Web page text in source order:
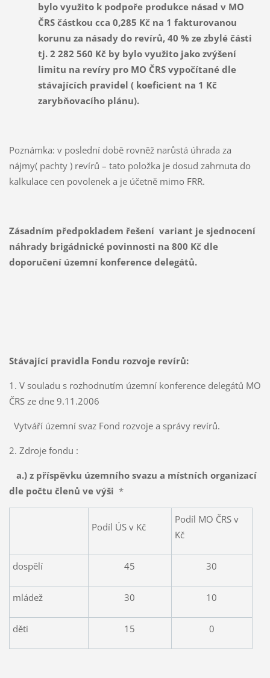
bylo využito k podpoře produkce násad v MO
ČRS částkou cca 0,285 Kč na 1 fakturovanou
korunu za násady do revírů, 40 % ze zbylé části
tj. 2 282 560 Kč by bylo využito jako zvýšení
limitu na revíry pro MO ČRS vypočítané dle
stávajících pravidel ( koeficient na 1 Kč
zarybňovacího plánu).
Poznámka: v poslední době rovněž narůstá úhrada za
nájmy( pachty ) revírů – tato položka je dosud zahrnuta do
kalkulace cen povolenek a je účetně mimo FRR.
Zásadním předpokladem řešení variant je sjednocení
náhrady brigádnické povinnosti na 800 Kč dle
doporučení územní konference delegátů.
Stávající pravidla Fondu rozvoje revírů:
1. V souladu s rozhodnutím územní konference delegátů MO
ČRS ze dne 9.11.2006
Vytváří územní svaz Fond rozvoje a správy revírů.
2. Zdroje fondu :
a.) z příspěvku územního svazu a místních organizací
dle počtu členů ve výši *
Podíl ÚS v Kč
Podíl MO ČRS v
Kč
dospělí 45 30
mládež 30 10
děti 15 0